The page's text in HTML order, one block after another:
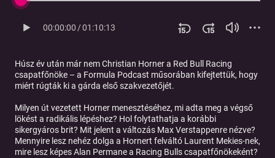
00:00:00/01:10:13
Húsz év után már nem Christian Horner a Red Bull Racing
csapatfőnöke – a Formula Podcast műsorában kifejtettük, hogy
miért rúgták ki a gárda első szakvezetőjét.
Milyen út vezetett Horner menesztéséhez, mi adta meg a végső
lökést a radikális lépéshez? Hol folytathatja a korábbi
sikergyáros brit? Mit jelent a változás Max Verstappenre nézve?
Mennyire lesz nehéz dolga a Hornert felváltó Laurent Mekies-nek,
mire lesz képes Alan Permane a Racing Bulls csapatfőnökeként?